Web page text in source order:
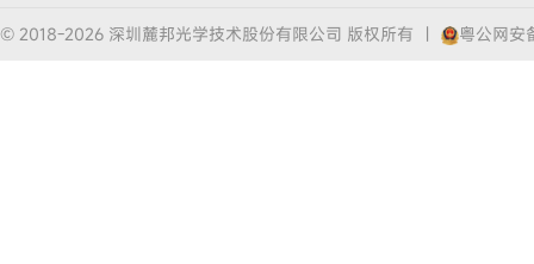
© 2018-2026 深圳麓邦光学技术股份有限公司 版权所有 粤公网安